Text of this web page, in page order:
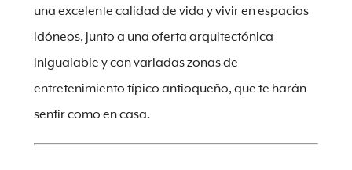
una excelente calidad de vida y vivir en espacios
idóneos, junto a una oferta arquitectónica
inigualable y con variadas zonas de
entretenimiento típico antioqueño, que te harán
sentir como en casa.